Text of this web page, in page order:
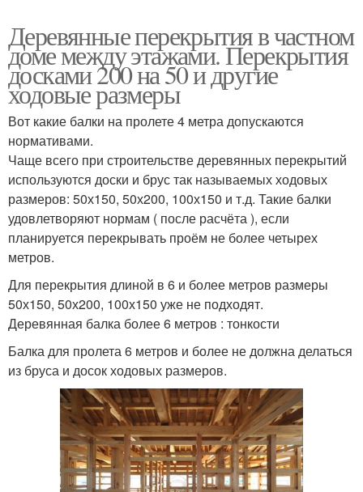
Деревянные перекрытия в частном
доме между этажами. Перекрытия
досками 200 на 50 и другие
ходовые размеры
Вот какие балки на пролете 4 метра допускаются
нормативами.
Чаще всего при строительстве деревянных перекрытий
используются доски и брус так называемых ходовых
размеров: 50х150, 50х200, 100х150 и т.д. Такие балки
удовлетворяют нормам ( после расчёта ), если
планируется перекрывать проём не более четырех
метров.
Для перекрытия длиной в 6 и более метров размеры
50х150, 50х200, 100х150 уже не подходят.
Деревянная балка более 6 метров : тонкости
Балка для пролета 6 метров и более не должна делаться
из бруса и досок ходовых размеров.